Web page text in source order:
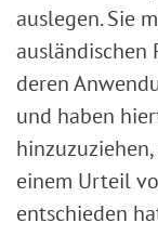
auslegen. Sie
ausländischen
deren
und haben
einem Urteil
entschieden